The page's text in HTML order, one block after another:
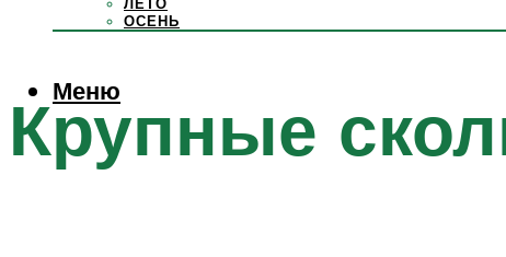
ЛЕТО
ОСЕНЬ
Меню
Крупные